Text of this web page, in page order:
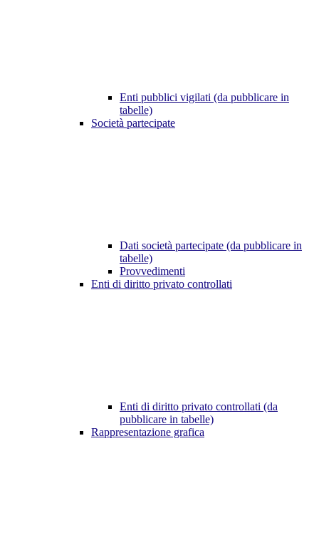
Enti pubblici vigilati (da pubblicare in
tabelle)
Società partecipate
Dati società partecipate (da pubblicare in
tabelle)
Provvedimenti
Enti di diritto privato controllati
Enti di diritto privato controllati (da
pubblicare in tabelle)
Rappresentazione grafica